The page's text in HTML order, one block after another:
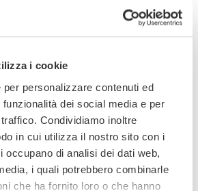
i cookie
personalizzare contenuti ed
dei social media e per
Condividiamo inoltre
in cui utilizza il nostro sito con i
occupano di analisi dei dati web,
i quali potrebbero combinarle
che ha fornito loro o che hanno
coloranti, conservanti e
E e taurina
per gatti.